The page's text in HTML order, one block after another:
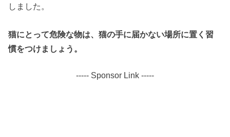
しました。
猫にとって危険な物は、猫の手に届かない場所に置く習
慣をつけましょう。
----- Sponsor Link -----